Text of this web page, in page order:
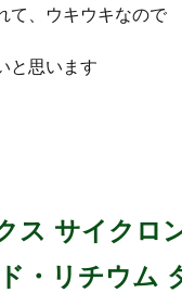
て、ウキウキなので
と思います
ス サイクロ
・リチウム